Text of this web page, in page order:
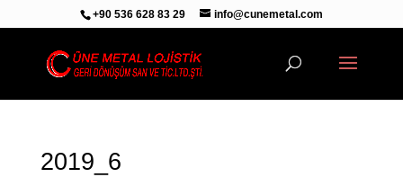
+90 536 628 83 29 info@cunemetal.com
2019_6